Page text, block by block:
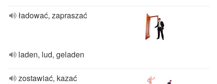
ładować, zapraszać
laden, lud, geladen
zostawiać, kazać